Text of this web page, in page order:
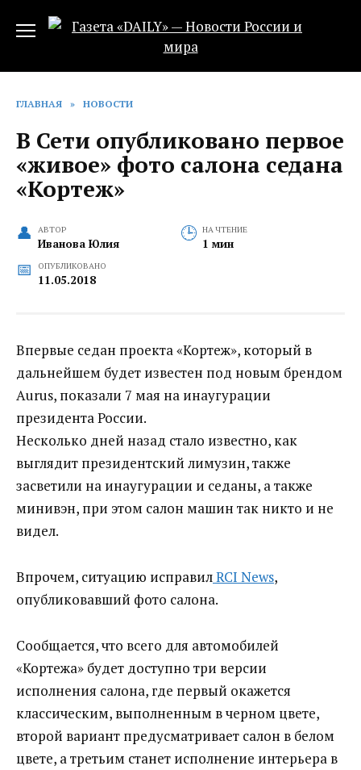
ГЛАВНАЯ » НОВОСТИ
В Сети опубликовано первое
«живое» фото салона седана
«Кортеж»
АВТОР
Иванова Юлия
НА ЧТЕНИЕ
1 мин
ОПУБЛИКОВАНО
11.05.2018
Впервые седан проекта «Кортеж», который в
дальнейшем будет известен под новым брендом
Aurus, показали 7 мая на инаугурации
президента России.
Несколько дней назад стало известно, как
выглядит президентский лимузин, также
засветили на инаугурации и седаны, а также
минивэн, при этом салон машин так никто и не
видел.
Впрочем, ситуацию исправилRCI News,
опубликовавший фото салона.
Сообщается, что всего для автомобилей
«Кортежа» будет доступно три версии
исполнения салона, где первый окажется
классическим, выполненным в черном цвете,
второй вариант предусматривает салон в белом
цвете, а третьим станет исполнение интерьера в